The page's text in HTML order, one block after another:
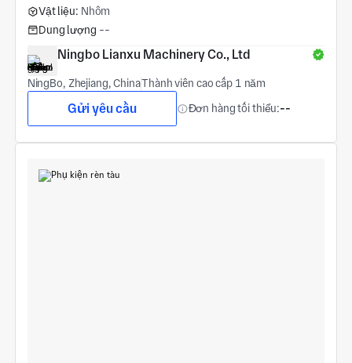
Vật liệu: Nhôm
Dung lượng --
Ningbo Lianxu Machinery Co., Ltd
NingBo, Zhejiang, ChinaThành viên cao cấp 1 năm
Gửi yêu cầu Đơn hàng tối thiểu:--